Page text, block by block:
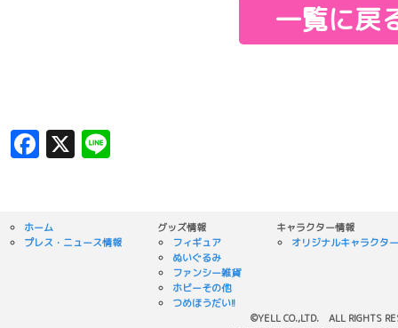
一覧に戻
Facebook
X Line
ホーム
プレス・ニュース情報
グッズ情報
フィギュア
ぬいぐるみ
ファンシー雑貨
ホビーその他
つめほうだい!!
キャラクター情報
オリジナルキャラクター
©YELL CO.,LTD. ALL RIGHTS